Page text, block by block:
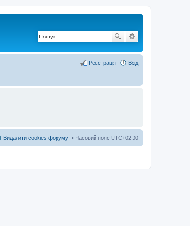
Вхід
Реєстрація
Часовий пояс UTC+02:00
Видалити cookies форуму